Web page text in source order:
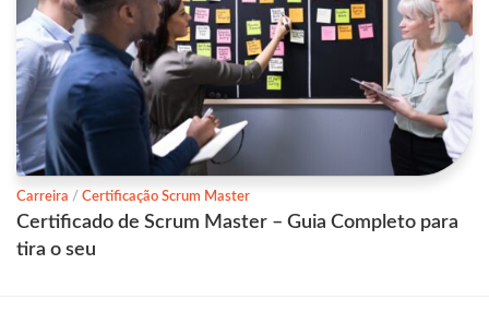
Carreira / Certificação Scrum Master
Certificado de Scrum Master – Guia Completo para
tira o seu